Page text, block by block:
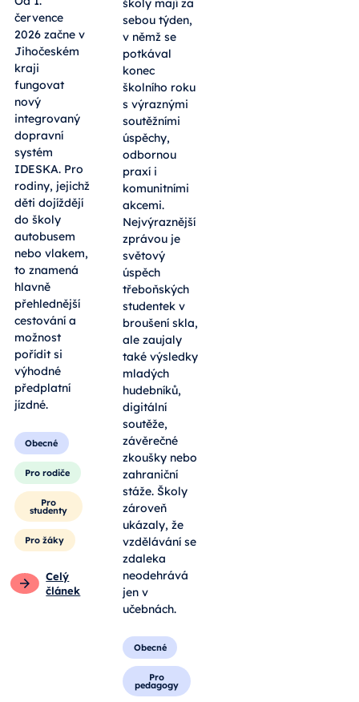
července
2026 začne v
Jihočeském
kraji
fungovat
nový
integrovaný
dopravní
systém
IDESKA. Pro
rodiny, jejichž
děti dojíždějí
do školy
autobusem
nebo vlakem,
to znamená
hlavně
přehlednější
cestování a
možnost
pořídit si
výhodné
předplatní
jízdné.
Obecné
Pro rodiče
Pro
studenty
Pro žáky
Celý
článek
školy mají za
sebou týden,
v němž se
potkával
konec
školního roku
s výraznými
soutěžními
úspěchy,
odbornou
praxí i
komunitními
akcemi.
Nejvýraznější
zprávou je
světový
úspěch
třeboňských
studentek v
broušení skla,
ale zaujaly
také výsledky
mladých
hudebníků,
digitální
soutěže,
závěrečné
zkoušky nebo
zahraniční
stáže. Školy
zároveň
ukázaly, že
vzdělávání se
zdaleka
neodehrává
jen v
učebnách.
Obecné
Pro
pedagogy